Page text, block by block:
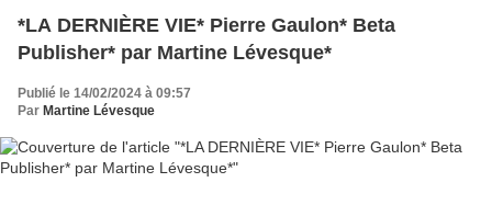
*LA DERNIÈRE VIE* Pierre Gaulon* Beta
Publisher* par Martine Lévesque*
Publié le 14/02/2024 à 09:57
Par Martine Lévesque